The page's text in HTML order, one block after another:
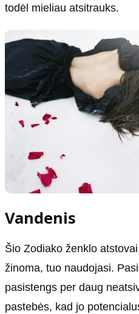
todėl mieliau atsitrauks.
Vandenis
Šio Zodiako ženklo
žinoma, tuo naudojasi.
pasistengs per daug
pastebės, kad jo